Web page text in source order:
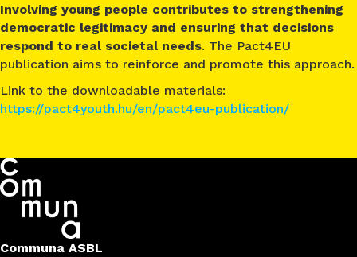
Involving young people contributes to strengthening
democratic legitimacy and ensuring that decisions
respond to real societal needs. The Pact4EU
publication aims to reinforce and promote this approach.
Link to the downloadable materials:
https://pact4youth.hu/en/pact4eu-publication/
Communa ASBL